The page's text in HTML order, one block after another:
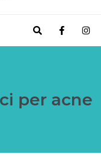
per acne